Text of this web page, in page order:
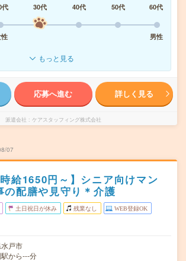
代 30代 40代 50代
60代
男性
もっと見る
応募へ進む 詳しく見る
派遣会社 ケアスタッフィング株式会社
07
時給1650円～】シニア向けマン
の配膳や見守り＊介護
土日祝日が休み 残業なし WEB登録OK
戸市
から---分